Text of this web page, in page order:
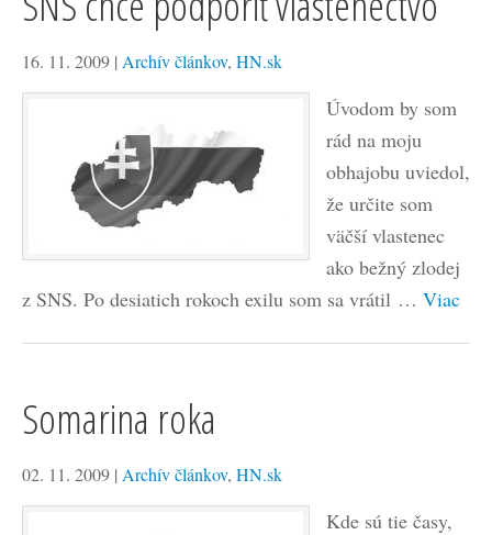
16. 11. 2009 | Archív článkov, HN.sk
Úvodom by som
rád na moju
obhajobu uviedol,
že určite som
väčší vlastenec
ako bežný zlodej
z SNS. Po desiatich rokoch exilu som sa vrátil … Viac
Somarina roka
02. 11. 2009 | Archív článkov, HN.sk
Kde sú tie časy,